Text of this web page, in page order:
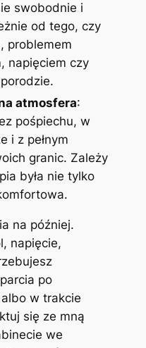
swobodnie i
od tego, czy
problemem
napięciem czy
atmosfera:
pośpiechu, w
i z pełnym
granic. Zależy
była nie tylko
na później.
napięcie,
po
w trakcie
się ze mną
we